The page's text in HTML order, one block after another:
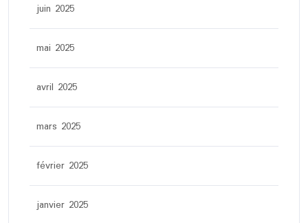
juin 2025
mai 2025
avril 2025
mars 2025
février 2025
janvier 2025